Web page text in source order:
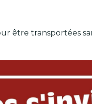
transportées